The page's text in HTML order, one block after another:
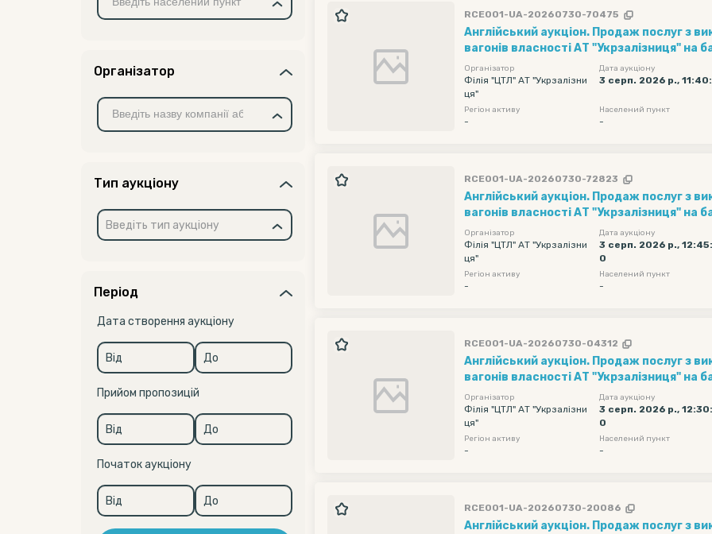
Організатор
Тип аукціону
Введіть тип аукціону
Період
Дата створення аукціону
Прийом пропозицій
Початок аукціону
RCE001-UA-20260730-70475
Англійський аукціон. Продаж послуг з
вагонів власності АТ "Укрзалізниця" на
"Ліски" (1 вагон за 1 добу) рухомий
фітінгова довжиною 40 футів (20 шт) .
реалізації - 2050 грн/вагон на добу без
Навантаження та оформлення
Організатор
Філія "ЦТЛ" АТ "Укрзалізни
ця"
Дата аукціону
3 серп. 2026 р.,
Регіон активу
-
Населений пункт
-
RCE001-UA-20260730-72823
Англійський аукціон. Продаж послуг з
вагонів власності АТ "Укрзалізниця" на
"Ліски" (1 вагон за 1 добу) рухомий
фітінгова довжиною 40 футів (20 шт) .
реалізації - 2050 грн/вагон на добу без
Навантаження та оформлення
Організатор
Філія "ЦТЛ" АТ "Укрзалізни
ця"
Дата аукціону
3 серп. 2026 р.,
0
Регіон активу
-
Населений пункт
-
RCE001-UA-20260730-04312
Англійський аукціон. Продаж послуг з
вагонів власності АТ "Укрзалізниця" на
"Ліски" (1 вагон за 1 добу) рухомий
фітінгова довжиною 40 футів (20 шт) .
реалізації - 2050 грн/вагон на добу без
Навантаження та оформлення
Організатор
Філія "ЦТЛ" АТ "Укрзалізни
ця"
Дата аукціону
3 серп. 2026 р.,
0
Регіон активу
-
Населений пункт
-
RCE001-UA-20260730-20086
Англійський аукціон. Продаж послуг з